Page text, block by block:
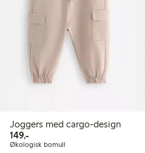
Joggers med cargo-design
149,-149,00 kr
Økologisk bomull